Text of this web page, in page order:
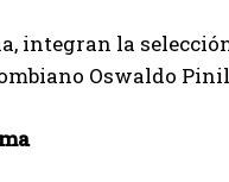
integran la
Oswaldo